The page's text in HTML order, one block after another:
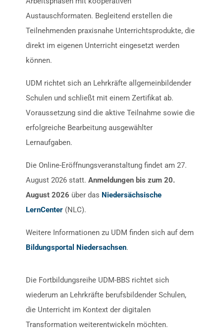
Austauschformaten. Begleitend erstellen die
Teilnehmenden praxisnahe Unterrichtsprodukte, die
direkt im eigenen Unterricht eingesetzt werden
können.
UDM richtet sich an Lehrkräfte allgemeinbildender
Schulen und schließt mit einem Zertifikat ab.
Voraussetzung sind die aktive Teilnahme sowie die
erfolgreiche Bearbeitung ausgewählter
Lernaufgaben.
Die Online-Eröffnungsveranstaltung findet am 27.
August 2026 statt.Anmeldungen bis zum 20.
August 2026 über das Niedersächsische
LernCenter (NLC).
Weitere Informationen zu UDM finden sich auf dem
Bildungsportal Niedersachsen.
Die Fortbildungsreihe UDM-BBS richtet sich
wiederum an Lehrkräfte berufsbildender Schulen,
die Unterricht im Kontext der digitalen
Transformation weiterentwickeln möchten.